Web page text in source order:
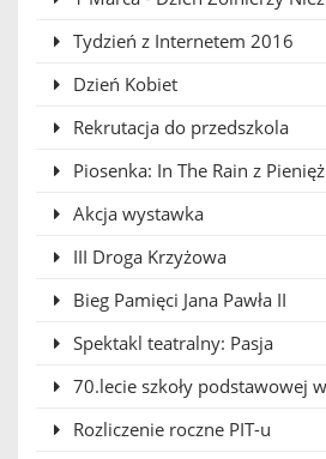
Tydzień z Internetem 2016
Dzień Kobiet
Rekrutacja do przedszkola
Piosenka: In The Rain z
Akcja wystawka
III Droga Krzyżowa
Bieg Pamięci Jana Pawła II
Spektakl teatralny: Pasja
70.lecie szkoły podstawowej
Rozliczenie roczne PIT-u